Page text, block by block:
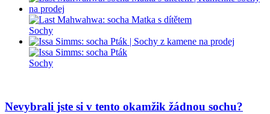
Sochy
Sochy
Nevybrali jste si v tento okamžik žádnou sochu?